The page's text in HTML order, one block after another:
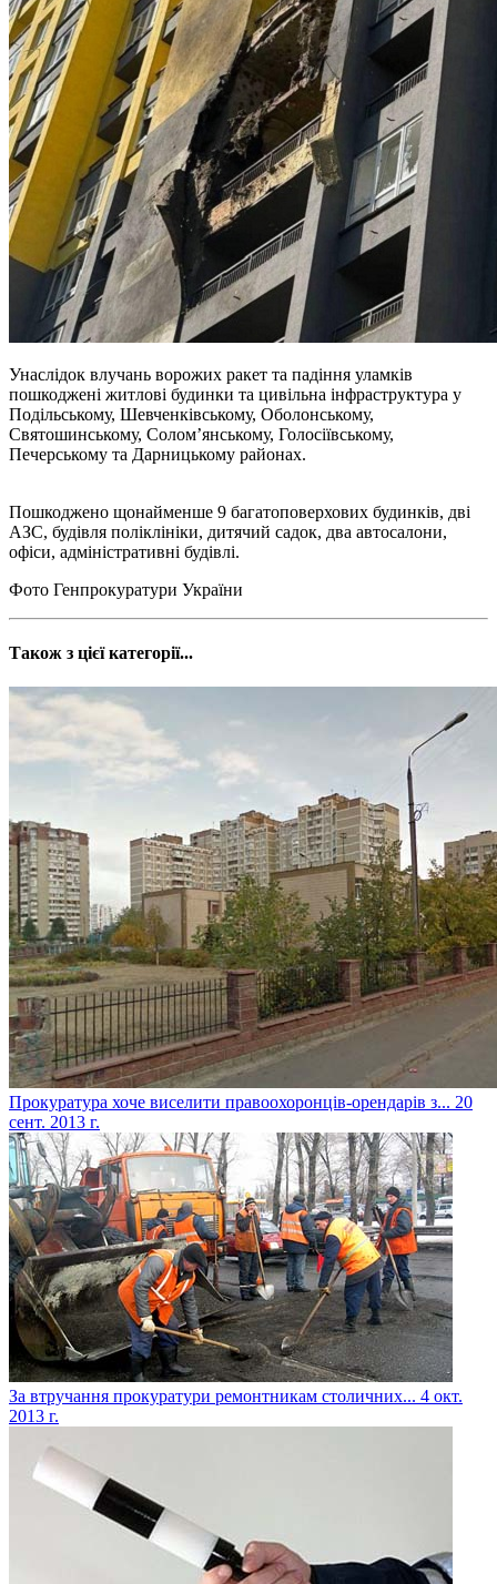
Унаслідок влучань ворожих ракет та падіння уламків
пошкоджені житлові будинки та цивільна інфраструктура у
Подільському, Шевченківському, Оболонському,
Святошинському, Соломʼянському, Голосіївському,
Печерському та Дарницькому районах.
Пошкоджено щонайменше 9 багатоповерхових будинків, дві
АЗС, будівля поліклініки, дитячий садок, два автосалони,
офіси, адміністративні будівлі.
Фото Генпрокуратури України
Також з цієї категорії...
Прокуратура хоче виселити правоохоронців-орендарів з... 20
сент. 2013 г.
За втручання прокуратури ремонтникам столичних... 4 окт.
2013 г.